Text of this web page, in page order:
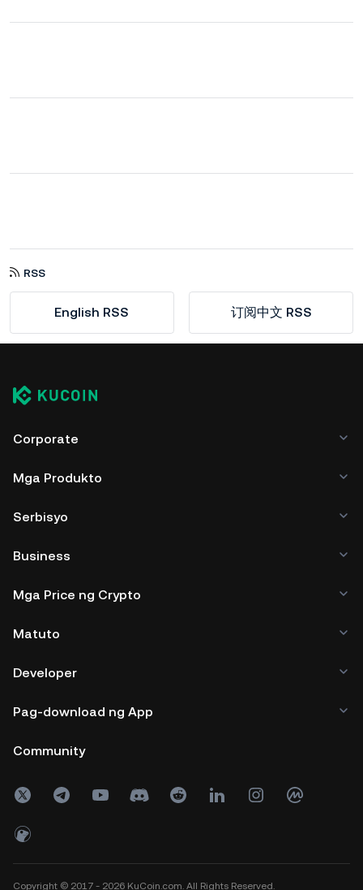
RSS
English RSS 订阅中文 RSS
Corporate
Mga Produkto
Serbisyo
Business
Mga Price ng Crypto
Matuto
Developer
Pag-download ng App
Community
Copyright © 2017 - 2026 KuCoin.com. All Rights Reserved.